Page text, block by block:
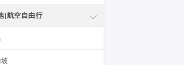
|航空自由行